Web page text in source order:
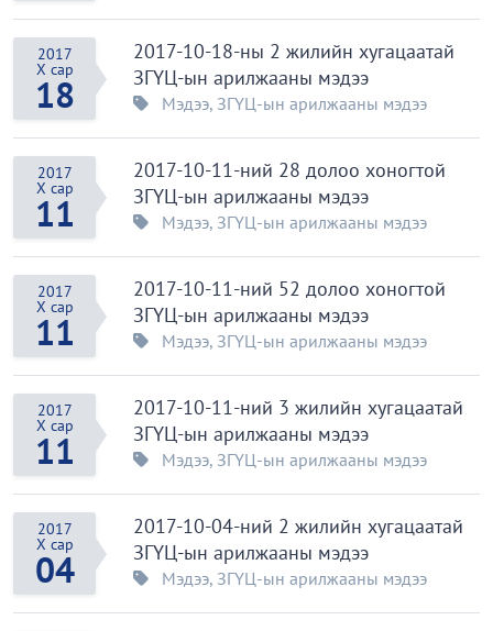
2017
X сар
18
2017-10-18-ны 2 жилийн хугацаатай
ЗГҮЦ-ын арилжааны мэдээ
Мэдээ, ЗГҮЦ-ын арилжааны мэдээ
2017
X сар
11
2017-10-11-ний 28 долоо хоногтой
ЗГҮЦ-ын арилжааны мэдээ
Мэдээ, ЗГҮЦ-ын арилжааны мэдээ
2017
X сар
11
2017-10-11-ний 52 долоо хоногтой
ЗГҮЦ-ын арилжааны мэдээ
Мэдээ, ЗГҮЦ-ын арилжааны мэдээ
2017
X сар
11
2017-10-11-ний 3 жилийн хугацаатай
ЗГҮЦ-ын арилжааны мэдээ
Мэдээ, ЗГҮЦ-ын арилжааны мэдээ
2017
X сар
04
2017-10-04-ний 2 жилийн хугацаатай
ЗГҮЦ-ын арилжааны мэдээ
Мэдээ, ЗГҮЦ-ын арилжааны мэдээ